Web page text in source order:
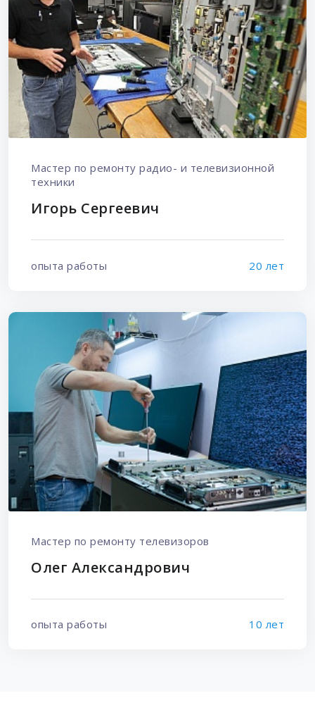
Мастер по ремонту радио- и телевизионной
техники
Игорь Сергеевич
опыта работы 20 лет
Мастер по ремонту телевизоров
Олег Александрович
опыта работы 10 лет